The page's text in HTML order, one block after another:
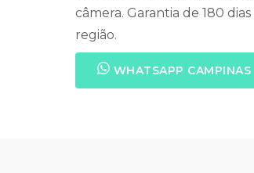
câmera. Garantia de 180
região.
WHATSAPP CAMPINAS